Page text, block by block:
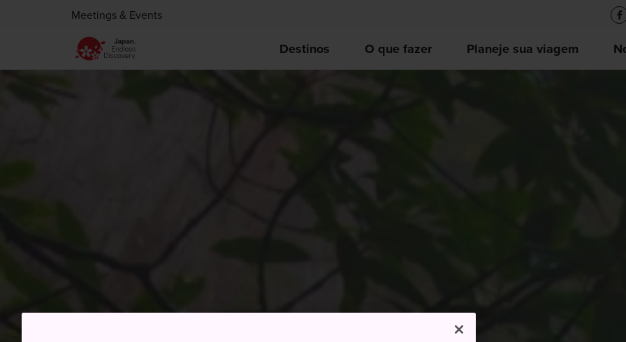
Meetings & Events
Destinos O que fazer Planeje sua viagem